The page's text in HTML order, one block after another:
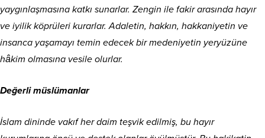
yaygınlaşmasına katkı sunarlar. Zengin ile fakir arasında hayır
ve iyilik köprüleri kurarlar. Adaletin, hakkın, hakkaniyetin ve
insanca yaşamayı temin edecek bir medeniyetin yeryüzüne
hâkim olmasına vesile olurlar.
Değerli müslümanlar
İslam dininde vakıf her daim teşvik edilmiş, bu hayır